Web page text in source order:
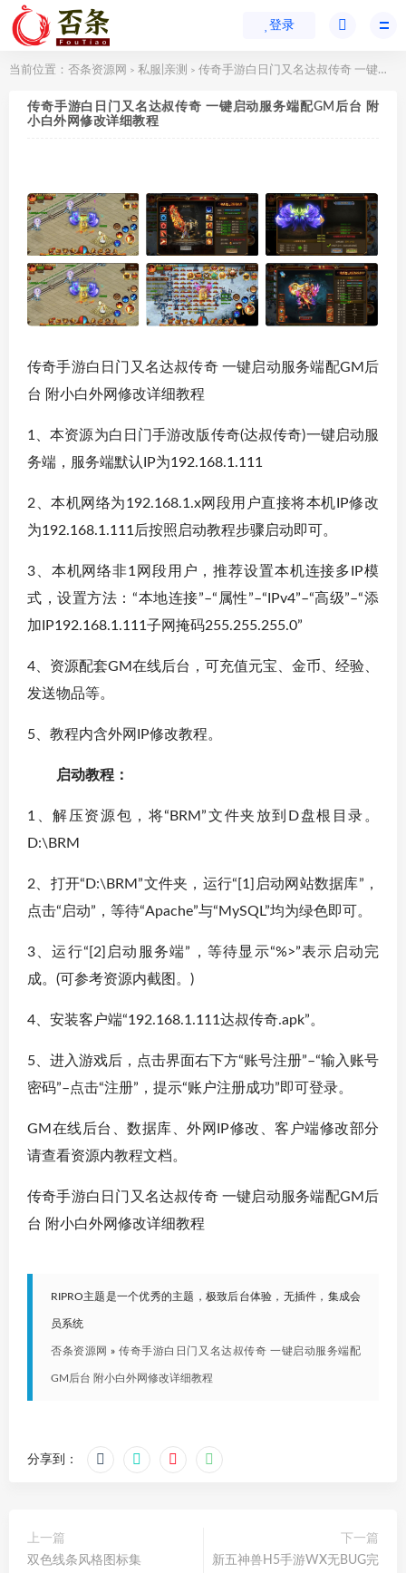
登录
当前位置： 否条资源网 > 私服|亲测 > 传奇手游白日门又名达叔传奇 一键启动服务端配GM后台 附小白外网修改详细教程
传奇手游白日门又名达叔传奇 一键启动服务端配GM后台 附
小白外网修改详细教程
传奇手游白日门又名达叔传奇 一键启动服务端配GM后
台 附小白外网修改详细教程
1、本资源为白日门手游改版传奇(达叔传奇)一键启动服
务端，服务端默认IP为192.168.1.111
2、本机网络为192.168.1.x网段用户直接将本机IP修改
为192.168.1.111后按照启动教程步骤启动即可。
3、本机网络非1网段用户，推荐设置本机连接多IP模
式，设置方法：“本地连接”–“属性”–“IPv4”–“高级”–“添
加IP192.168.1.111子网掩码255.255.255.0”
4、资源配套GM在线后台，可充值元宝、金币、经验、
发送物品等。
5、教程内含外网IP修改教程。
启动教程：
1、解压资源包，将“BRM”文件夹放到D盘根目录。
D:\BRM
2、打开“D:\BRM”文件夹，运行“[1]启动网站数据库”，
点击“启动”，等待“Apache”与“MySQL”均为绿色即可。
3、运行“[2]启动服务端”，等待显示“%>”表示启动完
成。(可参考资源内截图。)
4、安装客户端“192.168.1.111达叔传奇.apk”。
5、进入游戏后，点击界面右下方“账号注册”–“输入账号
密码”–点击“注册”，提示“账户注册成功”即可登录。
GM在线后台、数据库、外网IP修改、客户端修改部分
请查看资源内教程文档。
传奇手游白日门又名达叔传奇 一键启动服务端配GM后
台 附小白外网修改详细教程
RIPRO主题是一个优秀的主题，极致后台体验，无插件，集成会
员系统
否条资源网 »传奇手游白日门又名达叔传奇 一键启动服务端配
GM后台 附小白外网修改详细教程
分享到：
上一篇
双色线条风格图标集
下一篇
新五神兽H5手游WX无BUG完